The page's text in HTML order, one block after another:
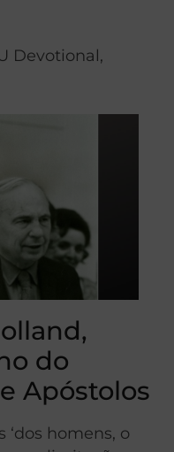
Devotional,
do
Apóstolos
‘dos homens, o